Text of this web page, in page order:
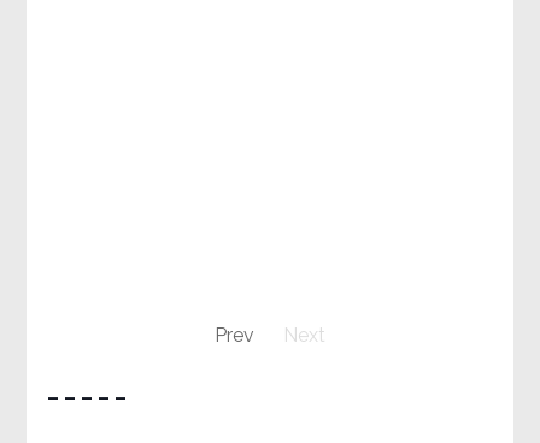
Prev Next
– – – – –